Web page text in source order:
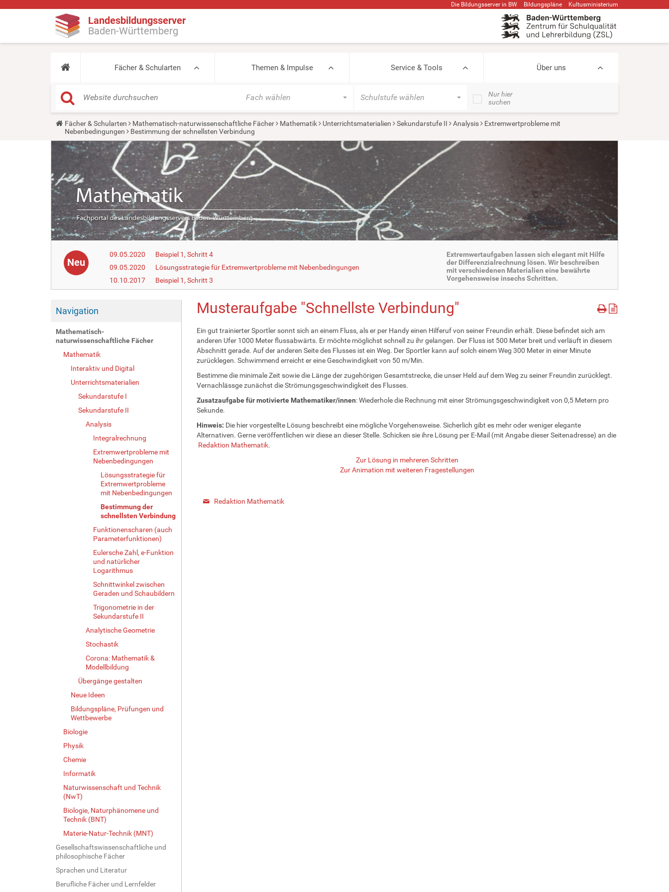
Die Bildungsserver in BW Bildungspläne Kultusministerium
Landesbildungsserver
Baden-Württemberg
Fächer & Schularten Themen & Impulse Service & Tools Über uns
Fach wählen Schulstufe wählen
Nur hier
suchen
Y
u
e
r
e
:
Fächer & Schularten Mathematisch-naturwissenschaftliche Fächer Mathematik Unterrichtsmaterialien Sekundarstufe II Analysis
Extremwertprobleme mit
Nebenbedingungen
Bestimmung der schnellsten Verbindung
Neu
09.05.2020
Beispiel 1, Schritt 4
09.05.2020
Lösungsstrategie für Extremwertprobleme mit Nebenbedingungen
10.10.2017
Beispiel 1, Schritt 3
Extremwertaufgaben lassen sich elegant mit Hilfe
der Differenzialrechnung lösen. Wir beschreiben
mit verschiedenen Materialien eine bewährte
Vorgehensweise insechs Schritten.
Navigation
Mathematisch-
naturwissenschaftliche Fächer
Mathematik
Interaktiv und Digital
Unterrichtsmaterialien
Sekundarstufe I
Sekundarstufe II
Analysis
Integralrechnung
Extremwertprobleme mit
Nebenbedingungen
Lösungsstrategie für
Extremwertprobleme
mit Nebenbedingungen
Bestimmung der
schnellsten Verbindung
Funktionenscharen (auch
Parameterfunktionen)
Eulersche Zahl, e-Funktion
und natürlicher
Logarithmus
Schnittwinkel zwischen
Geraden und Schaubildern
Trigonometrie in der
Sekundarstufe II
Analytische Geometrie
Stochastik
Corona: Mathematik &
Modellbildung
Übergänge gestalten
Neue Ideen
Bildungspläne, Prüfungen und
Wettbewerbe
Biologie
Physik
Chemie
Informatik
Naturwissenschaft und Technik
(NwT)
Biologie, Naturphänomene und
Technik (BNT)
Materie-Natur-Technik (MNT)
Gesellschaftswissenschaftliche und
philosophische Fächer
Sprachen und Literatur
Berufliche Fächer und Lernfelder
Musteraufgabe "Schnellste Verbindung"
Ein gut trainierter Sportler sonnt sich an einem Fluss, als er per Handy einen Hilferuf von seiner Freundin erhält. Diese befindet sich am
anderen Ufer 1000 Meter flussabwärts. Er möchte möglichst schnell zu ihr gelangen. Der Fluss ist 500 Meter breit und verläuft in diesem
Abschnitt gerade. Auf der anderen Seite des Flusses ist ein Weg. Der Sportler kann auf solch einem Weg 300 Meter in einer Minute
zurücklegen. Schwimmend erreicht er eine Geschwindigkeit von 50 m/Min.
Bestimme die minimale Zeit sowie die Länge der zugehörigen Gesamtstrecke, die unser Held auf dem Weg zu seiner Freundin zurücklegt.
Vernachlässge zunächst die Strömungsgeschwindigkeit des Flusses.
Zusatzaufgabe für motivierte Mathematiker/innen: Wiederhole die Rechnung mit einer Strömungsgeschwindigkeit von 0,5 Metern pro
Sekunde.
Hinweis: Die hier vorgestellte Lösung beschreibt eine mögliche Vorgehensweise. Sicherlich gibt es mehr oder weniger elegante
Alternativen. Gerne veröffentlichen wir diese an dieser Stelle. Schicken sie ihre Lösung per E-Mail (mit Angabe dieser Seitenadresse) an die
Redaktion Mathematik.
Zur Lösung in mehreren Schritten
Zur Animation mit weiteren Fragestellungen
Redaktion Mathematik